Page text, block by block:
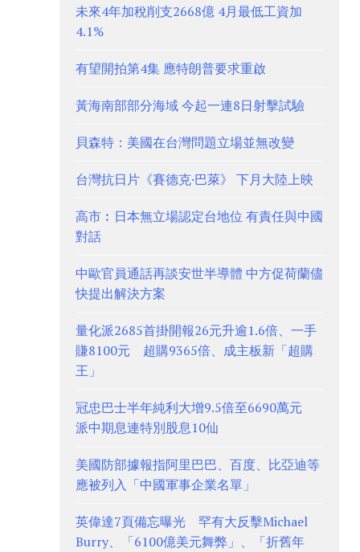
未來4年加稅削支2668億 4月最低工資加
4.1%
有望開拍第4集 應特朗普要求重啟
黃海南部部分海域 今起一連8日射擊試驗
貝森特：美國在台灣問題立場並無改變
台灣抗日片《賽德克·巴萊》 下月大陸上映
高市︰日本無立場認定台地位 有責任與中國
對話
中歐官員通話再談安世半導體 中方促荷蘭儘
快提出解決方案
量化派2685首掛開報26元升逾1.6倍、一手
賺8100元 超購9365倍、成主板新「超購
王」
冠忠巴士半年純利大增9.5倍至6690萬元
派中期息連特別股息10仙
美國防部據報指阿里巴巴、百度、比亞迪等
應被列入「中國軍事企業名單」
英偉達7頁備忘曝光 罕有大反擊Michael
Burry、「6100億美元舞弊」、「折舊年